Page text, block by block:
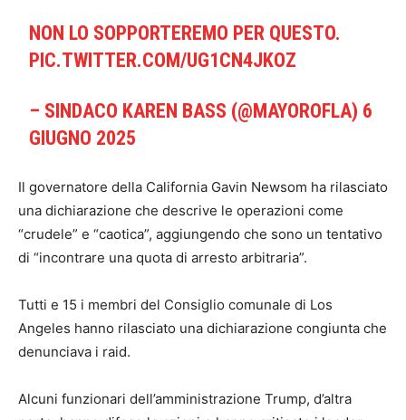
NON LO SOPPORTEREMO PER QUESTO.
PIC.TWITTER.COM/UG1CN4JKOZ
– SINDACO KAREN BASS (@MAYOROFLA) 6
GIUGNO 2025
Il governatore della California Gavin Newsom ha rilasciato
una dichiarazione che descrive le operazioni come
“crudele” e “caotica”, aggiungendo che sono un tentativo
di “incontrare una quota di arresto arbitraria”.
Tutti e 15 i membri del Consiglio comunale di Los
Angeles hanno rilasciato una dichiarazione congiunta che
denunciava i raid.
Alcuni funzionari dell’amministrazione Trump, d’altra